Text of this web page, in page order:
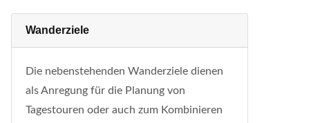
Wanderziele
Die nebenstehenden Wanderziele dienen
als Anregung für die Planung von
Tagestouren oder auch zum Kombinieren